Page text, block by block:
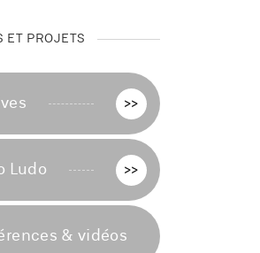
ET PROJETS
>>
Ludo >>
& vidéos